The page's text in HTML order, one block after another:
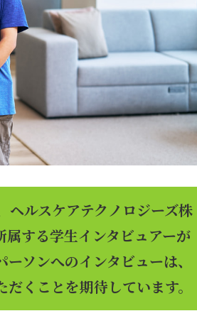
ルスケアテクノロジーズ株
する学生インタビュアーが
ソンへのインタビューは、
くことを期待しています。